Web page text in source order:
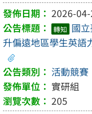
2026-
轉知 國
升偏遠地區學生英語
活動競賽
實研組
205